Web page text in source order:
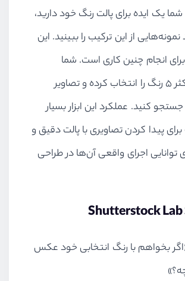
یک ایده برای پالت رنگ خود دارید،
از این ترکیب را ببینید. این
انجام چنین کاری است. شما
می‌توانید حداکثر ۵ رنگ را انتخاب کرده و تصاویر
کنید. عملکرد این ابزار بسیار
پیدا کردن تصاویری با پالت دقیق و
توانایی اجرای واقعی آن‌ها در طراحی
Shutterstock
بخواهم با رنگ انتخابی خود عکس